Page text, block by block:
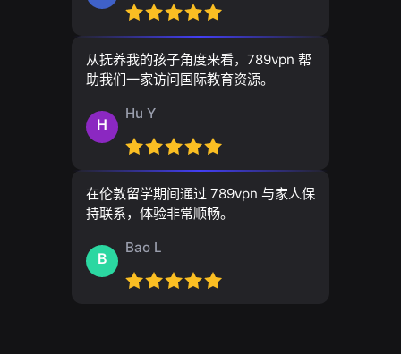
从抚养我的孩子角度来看，789vpn 帮
助我们一家访问国际教育资源。
H
Hu Y
在伦敦留学期间通过 789vpn 与家人保
持联系，体验非常顺畅。
B
Bao L